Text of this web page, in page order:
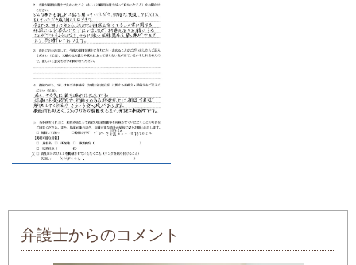
弁護士からのコメント